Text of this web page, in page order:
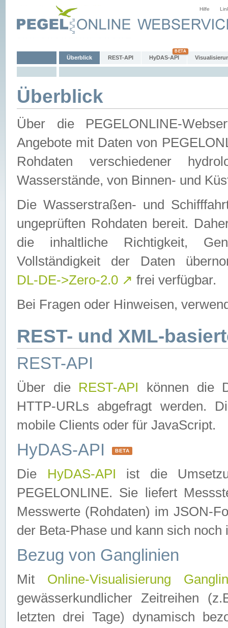
Hilfe
Überblick REST-API HyDAS-API
Überblick
Über die PEGELONLINE-
Angebote mit Daten von
Rohdaten verschiedener
Wasserstände, von Binnen- und
Die Wasserstraßen- und
ungeprüften Rohdaten bereit.
die inhaltliche Richtigkeit,
Vollständigkeit der Daten
DL-DE->Zero-2.0 ↗ frei verfügbar.
Bei Fragen oder Hinweisen,
REST- und XML-
REST-API
Über die REST-API können die
HTTP-URLs abgefragt werden.
mobile Clients oder für JavaScript.
HyDAS-API BETA
Die HyDAS-API ist die
PEGELONLINE. Sie liefert
Messwerte (Rohdaten) im JSON-
der Beta-Phase und kann sich noch
Bezug von Ganglinien
Mit Online-Visualisierung
gewässerkundlicher Zeitreihen
letzten drei Tage) dynamisch